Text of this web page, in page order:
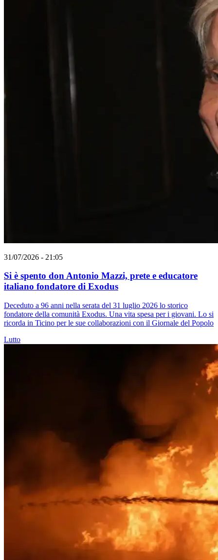
31/07/2026 - 21:05
Si è spento don Antonio Mazzi, prete e educatore
italiano fondatore di Exodus
Deceduto a 96 anni nella serata del 31 luglio 2026 lo storico
fondatore della comunità Exodus. Una vita spesa per i giovani. Lo si
ricorda in Ticino per le sue collaborazioni con il Giornale del Popolo
Lutto